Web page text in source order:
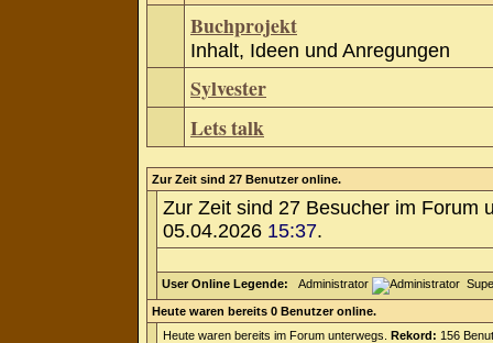
Buchprojekt
Inhalt, Ideen und Anregungen
Sylvester
Lets talk
Zur Zeit sind 27 Benutzer online.
Zur Zeit sind 27 Besucher im Forum
05.04.2026 15:37.
User Online Legende: Administrator
Heute waren bereits 0 Benutzer online.
Heute waren bereits im Forum unterwegs. Rekord: 156